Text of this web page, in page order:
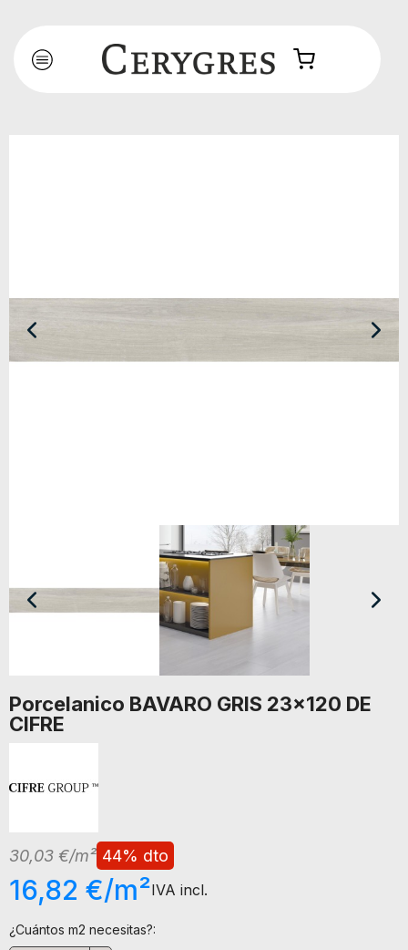
Porcelanico BAVARO GRIS 23x120 DE
CIFRE
30,03 €/m² 44% dto
16,82 €/m²IVA incl.
¿Cuántos m2 necesitas?: